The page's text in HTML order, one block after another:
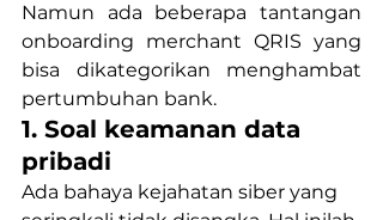
Namun ada beberapa tantangan
onboarding merchant QRIS yang
bisa dikategorikan menghambat
pertumbuhan bank.
1. Soal keamanan data
pribadi
Ada bahaya kejahatan siber yang